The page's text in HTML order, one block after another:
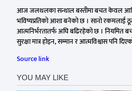
आज जलथलका सन्थाल बस्तीमा बचत केवल
भविष्यप्रतिको आशा बनेको छ । सानो रकमलाई
आत्मनिर्भरतातर्फ अघि बढिरहेको छ । नियमित
सुरक्षा मात्र होइन, सम्मान र आत्मविश्वास पनि
Source link